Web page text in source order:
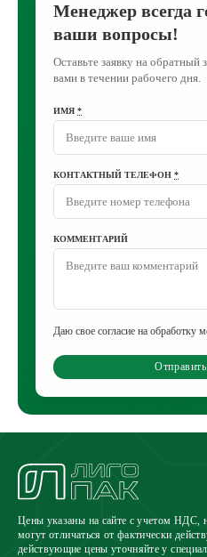
Менеджер всегда
ваши вопросы!
Оставьте заявку на обратный
вами в течении рабочего дня.
ИМЯ *
КОНТАКТНЫЙ ТЕЛЕФОН *
КОММЕНТАРИЙ
Даю свое согласие на обработку
Цены указаны на сайте с учетом НДС,
могут отличаться от фактически
действующие цены уточняйте у